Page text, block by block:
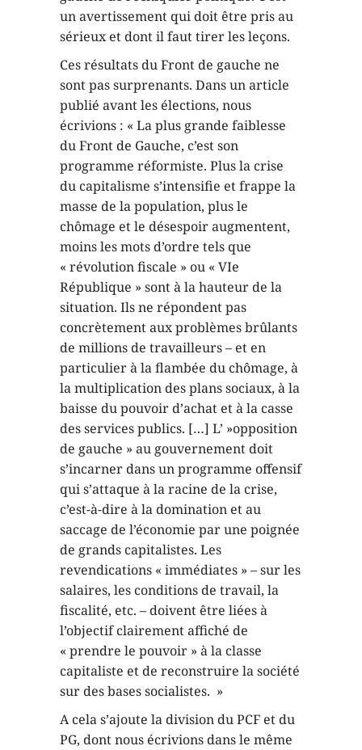
un avertissement qui doit être pris au
sérieux et dont il faut tirer les leçons.
Ces résultats du Front de gauche ne
sont pas surprenants. Dans un article
publié avant les élections, nous
écrivions : « La plus grande faiblesse
du Front de Gauche, c’est son
programme réformiste. Plus la crise
du capitalisme s’intensifie et frappe la
masse de la population, plus le
chômage et le désespoir augmentent,
moins les mots d’ordre tels que
« révolution fiscale » ou « VIe
République » sont à la hauteur de la
situation. Ils ne répondent pas
concrètement aux problèmes brûlants
de millions de travailleurs – et en
particulier à la flambée du chômage, à
la multiplication des plans sociaux, à la
baisse du pouvoir d’achat et à la casse
des services publics. […] L’ »opposition
de gauche » au gouvernement doit
s’incarner dans un programme offensif
qui s’attaque à la racine de la crise,
c’est-à-dire à la domination et au
saccage de l’économie par une poignée
de grands capitalistes. Les
revendications « immédiates » – sur les
salaires, les conditions de travail, la
fiscalité, etc. – doivent être liées à
l’objectif clairement affiché de
« prendre le pouvoir » à la classe
capitaliste et de reconstruire la société
sur des bases socialistes. »
A cela s’ajoute la division du PCF et du
PG, dont nous écrivions dans le même